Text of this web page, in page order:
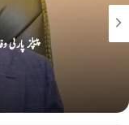
ایران نے دورانِ جنگ